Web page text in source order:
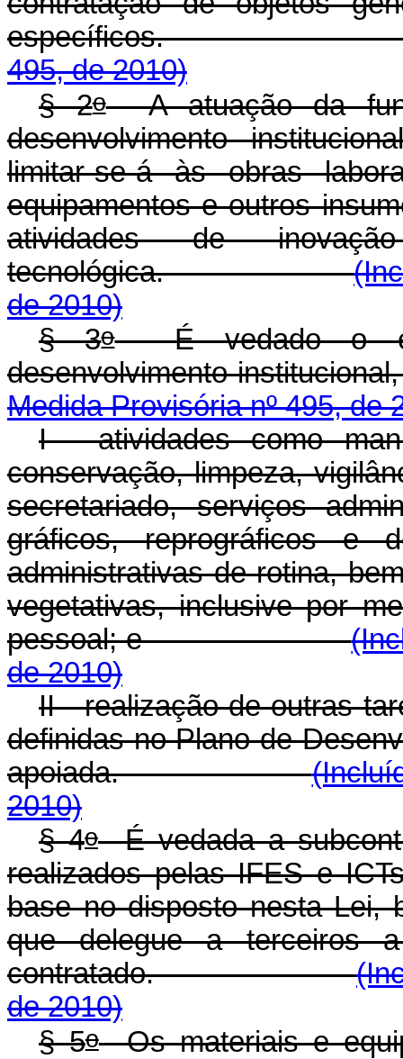
495, de 2010)
§ 2oA atuação da
desenvolvimento
limitar-se-á às obras
equipamentos e outros
atividades de
tecnológica.
de 2010)
§ 3oÉ vedado o
desenvolvimento
Medida Provisória nº 495, de
I - atividades como
conservação, limpeza,
secretariado, serviços
gráficos, reprográficos e
administrativas de rotina,
vegetativas, inclusive por
pessoal; e
de 2010)
II - realização de outras
definidas no Plano de
apoiada.
2010)
§ 4oÉ vedada a
realizados pelas IFES e
base no disposto nesta Lei,
que delegue a terceiros
contratado.
de 2010)
§ 5oOs materiais e